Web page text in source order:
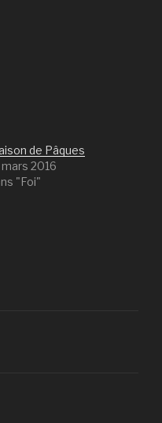
de Pâques
2016
"Foi"